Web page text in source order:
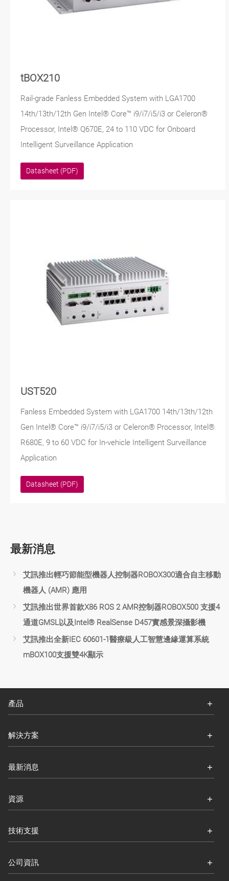
tBOX210
Rail-grade Fanless Embedded System with LGA1700
14th/13th/12th Gen Intel® Core™ i9/i7/i5/i3 or Celeron®
Processor, Intel® Q670E, 24 to 110 VDC for Onboard
Intelligent Surveillance Application
Datasheet (PDF)
UST520
Fanless Embedded System with LGA1700 14th/13th/12th
Gen Intel® Core™ i9/i7/i5/i3 or Celeron® Processor, Intel®
R680E, 9 to 60 VDC for In-vehicle Intelligent Surveillance
Application
Datasheet (PDF)
最新消息
艾訊推出輕巧節能型機器人控制器ROBOX300適合自主移動
機器人 (AMR) 應用
艾訊推出世界首款X86 ROS 2 AMR控制器ROBOX500 支援4
通道GMSL以及Intel® RealSense D457實感景深攝影機
艾訊推出全新IEC 60601-1醫療級人工智慧邊緣運算系統
mBOX100支援雙4K顯示
產品
解決方案
最新消息
資源
技術支援
公司資訊